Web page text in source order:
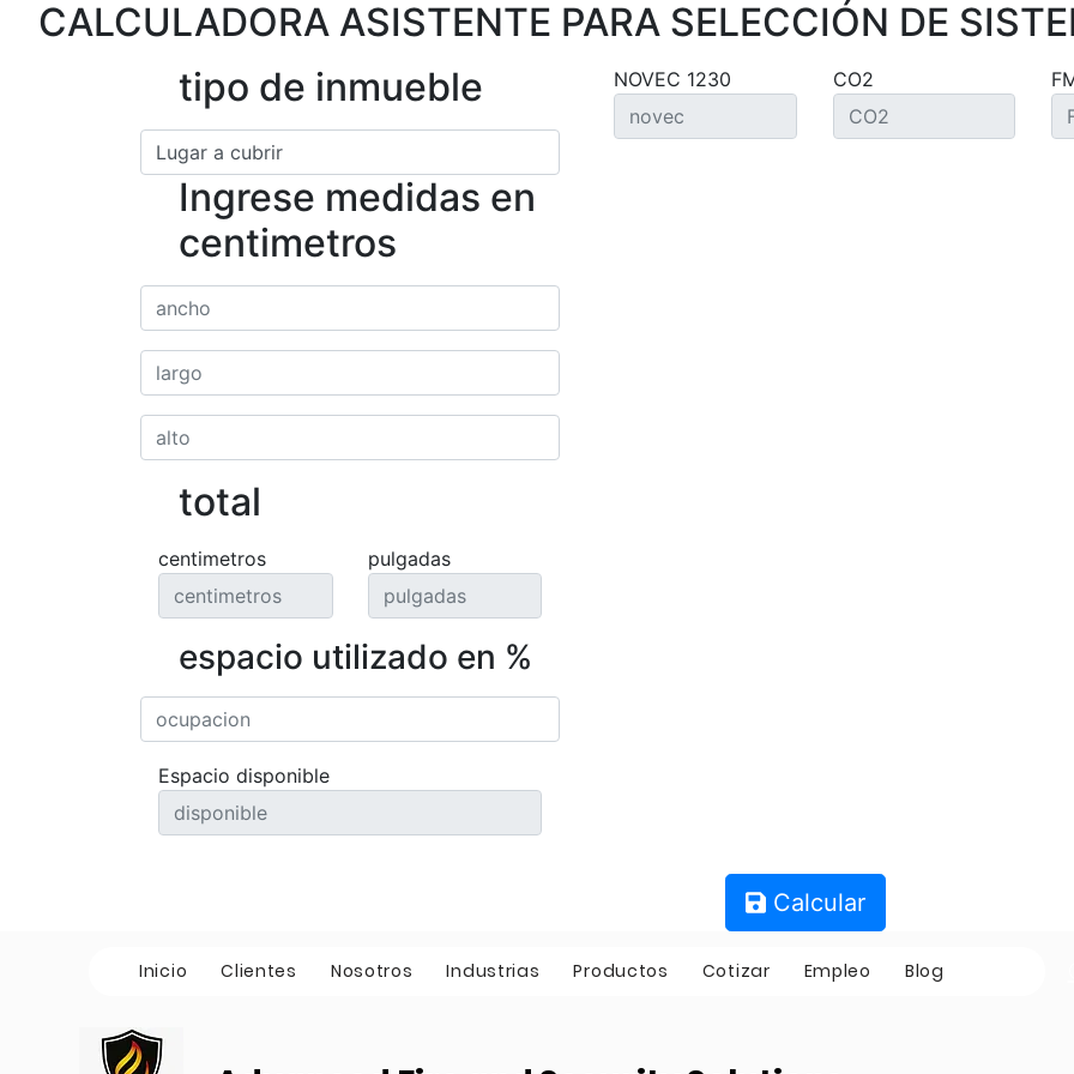
CALCULADORA ASISTENTE PARA SELECCIÓN DE
tipo de inmueble
Ingrese medidas en
centimetros
total
centimetros pulgadas
espacio utilizado en %
Espacio disponible
NOVEC 1230 CO2
Calcular
Inicio Clientes Nosotros Industrias Productos Cotizar Empleo Blog